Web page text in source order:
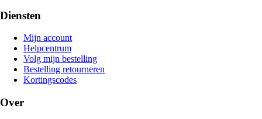
Diensten
Mijn account
Helpcentrum
Volg mijn bestelling
Bestelling retourneren
Kortingscodes
Over